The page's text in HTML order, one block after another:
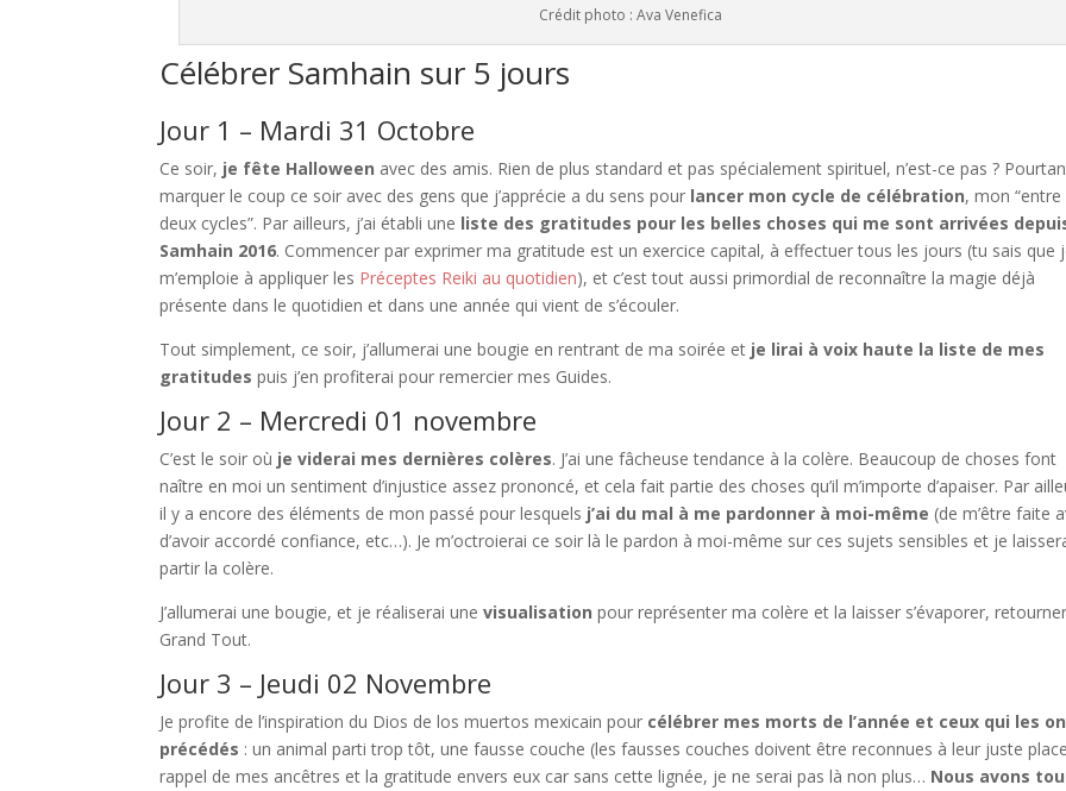
Crédit photo : Ava Venefica
Célébrer Samhain sur 5 jours
Jour 1 – Mardi 31 Octobre
Ce soir, je fête Halloween avec des amis. Rien de plus standard et pas spécialement spirituel, n’est-ce pas ?
marquer le coup ce soir avec des gens que j’apprécie a du sens pour lancer mon cycle de célébration, mon “entre
deux cycles”. Par ailleurs, j’ai établi une liste des gratitudes pour les belles choses qui me sont arrivées
Samhain 2016. Commencer par exprimer ma gratitude est un exercice capital, à effectuer tous les jours (tu sais que
m’emploie à appliquer les Préceptes Reiki au quotidien), et c’est tout aussi primordial de reconnaître la magie déjà
présente dans le quotidien et dans une année qui vient de s’écouler.
Tout simplement, ce soir, j’allumerai une bougie en rentrant de ma soirée et je lirai à voix haute la liste de mes
gratitudes puis j’en profiterai pour remercier mes Guides.
Jour 2 – Mercredi 01 novembre
C’est le soir où je viderai mes dernières colères. J’ai une fâcheuse tendance à la colère. Beaucoup de choses font
naître en moi un sentiment d’injustice assez prononcé, et cela fait partie des choses qu’il m’importe d’apaiser. Par
il y a encore des éléments de mon passé pour lesquels j’ai du mal à me pardonner à moi-même (de m’être faite
d’avoir accordé confiance, etc…). Je m’octroierai ce soir là le pardon à moi-même sur ces sujets sensibles et je
partir la colère.
J’allumerai une bougie, et je réaliserai unevisualisation pour représenter ma colère et la laisser s’évaporer,
Grand Tout.
Jour 3 – Jeudi 02 Novembre
Je profite de l’inspiration du Dios de los muertos mexicain pour célébrer mes morts de l’année et ceux qui les
précédés : un animal parti trop tôt, une fausse couche (les fausses couches doivent être reconnues à leur juste
rappel de mes ancêtres et la gratitude envers eux car sans cette lignée, je ne serai pas là non plus… Nous avons